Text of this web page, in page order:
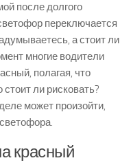
после долгого
переключается
а стоит ли
многие водители
полагая, что
ли рисковать?
может произойти,
красный